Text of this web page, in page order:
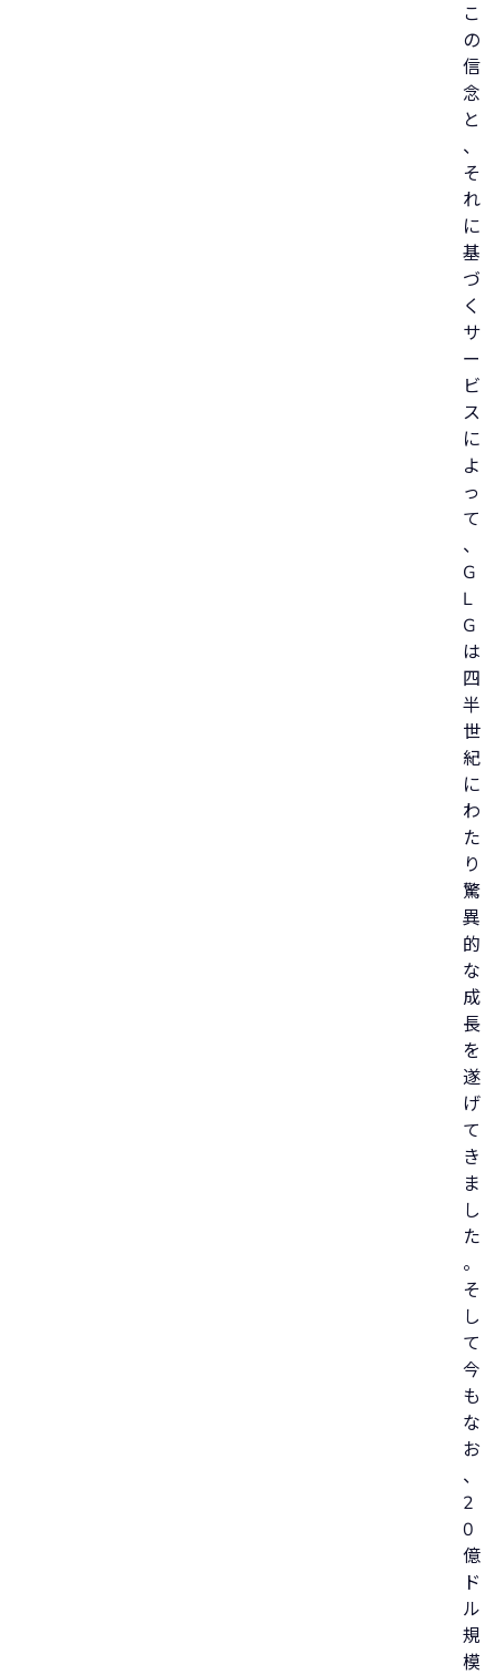
こ
の
信
念
と
、
そ
れ
に
基
づ
く
サ
ー
ビ
ス
に
よ
っ
て
、
G
L
G
は
四
半
世
紀
に
わ
た
り
驚
異
的
な
成
長
を
遂
げ
て
き
ま
し
た
。
そ
し
て
今
も
な
お
、
2
0
億
ド
ル
規
模